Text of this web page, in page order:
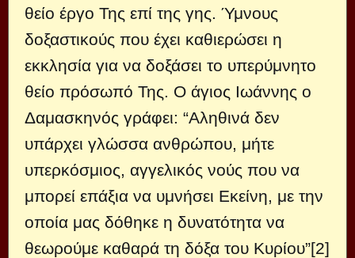
θείο έργο Της επί της γης. Ύμνους
δοξαστικούς που έχει καθιερώσει η
εκκλησία για να δοξάσει το υπερύμνητο
θείο πρόσωπό Της. Ο άγιος Ιωάννης ο
Δαμασκηνός γράφει: “Αληθινά δεν
υπάρχει γλώσσα ανθρώπου, μήτε
υπερκόσμιος, αγγελικός νούς που να
μπορεί επάξια να υμνήσει Εκείνη, με την
οποία μας δόθηκε η δυνατότητα να
θεωρούμε καθαρά τη δόξα του Κυρίου”[2]